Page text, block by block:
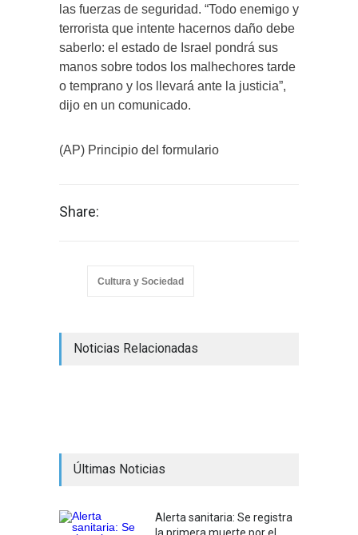
las fuerzas de seguridad. “Todo enemigo y
terrorista que intente hacernos daño debe
saberlo: el estado de Israel pondrá sus
manos sobre todos los malhechores tarde
o temprano y los llevará ante la justicia”,
dijo en un comunicado.
(AP) Principio del formulario
Share:
Cultura y Sociedad
Noticias Relacionadas
Últimas Noticias
Alerta sanitaria: Se registra